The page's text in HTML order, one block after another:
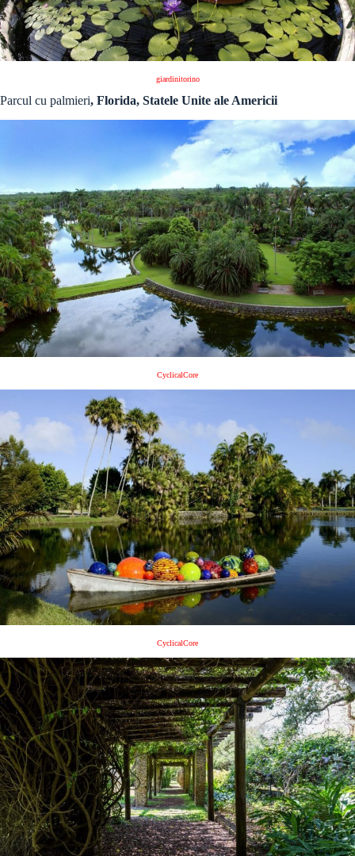
giardinitorino
Parcul cu palmieri, Florida, Statele Unite ale Americii
CyclicalCore
CyclicalCore